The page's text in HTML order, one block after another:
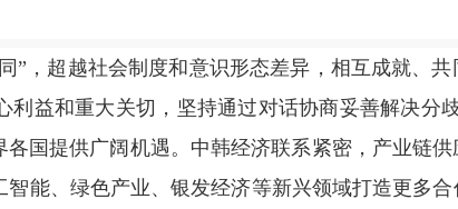
超越社会制度和意识形态差异，相互成就、共
益和重大关切，坚持通过对话协商妥善解决分
国提供广阔机遇。中韩经济联系紧密，产业链
能、绿色产业、银发经济等新兴领域打造更多